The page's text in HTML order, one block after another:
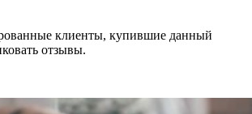
клиенты, купившие данный
отзывы.